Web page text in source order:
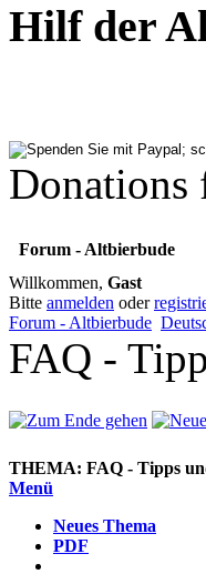
Hilf der
Donations
Forum - Altbierbude
Willkommen, Gast
Bitte anmelden oder
Forum - Altbierbude
FAQ -
THEMA: FAQ - Tipps
Menü
Neues Thema
PDF